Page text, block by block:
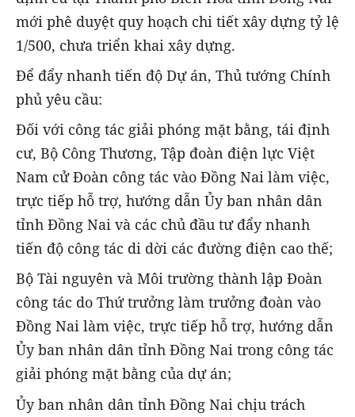
mới phê duyệt quy hoạch chi tiết xây dựng tỷ lệ
1/500, chưa triển khai xây dựng.
Để đẩy nhanh tiến độ Dự án, Thủ tướng Chính
phủ yêu cầu:
Đối với công tác giải phóng mặt bằng, tái định
cư, Bộ Công Thương, Tập đoàn điện lực Việt
Nam cử Đoàn công tác vào Đồng Nai làm việc,
trực tiếp hỗ trợ, hướng dẫn Ủy ban nhân dân
tỉnh Đồng Nai và các chủ đầu tư đẩy nhanh
tiến độ công tác di dời các đường điện cao thế;
Bộ Tài nguyên và Môi trường thành lập Đoàn
công tác do Thứ trưởng làm trưởng đoàn vào
Đồng Nai làm việc, trực tiếp hỗ trợ, hướng dẫn
Ủy ban nhân dân tỉnh Đồng Nai trong công tác
giải phóng mặt bằng của dự án;
Ủy ban nhân dân tỉnh Đồng Nai chịu trách